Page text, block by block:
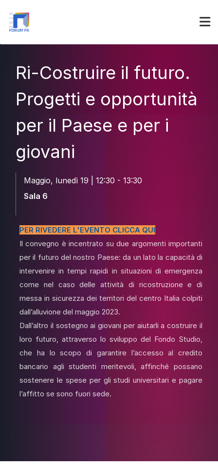
Ri-Costruire il futuro.
Progetti e opportunità
per il Paese e per i
giovani
Maggio, lunedì 19 | 12:30 - 13:30
Sala 6
PER RIVEDERE L'EVENTO CLICCA QUI
Il convegno è incentrato su due argomenti importanti
per il futuro del nostro Paese: da un lato la capacità di
intervenire in tempi rapidi in situazioni di emergenza
come nel caso delle attività di ricostruzione e di
messa in sicurezza dei territori del centro Italia colpiti
dall’alluvione del maggio 2023.
Dall’altro il sostegno ai giovani per aiutarli a costruire il
loro futuro, attraverso lo sviluppo del Fondo Studio,
che ha lo scopo di garantire l’accesso al credito
bancario agli studenti meritevoli, affinché possano
sostenere le spese per gli studi universitari e pagare
l’affitto se sono fuori sede.